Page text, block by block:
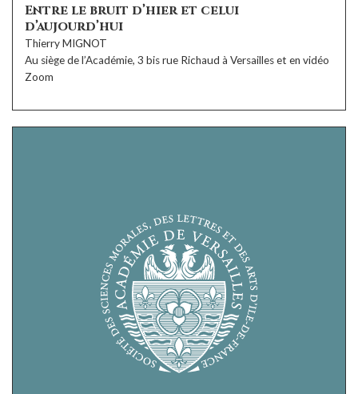
Entre le bruit d’hier et celui
d’aujourd’hui
Thierry MIGNOT
Au siège de l’Académie, 3 bis rue Richaud à Versailles et en vidéo
Zoom